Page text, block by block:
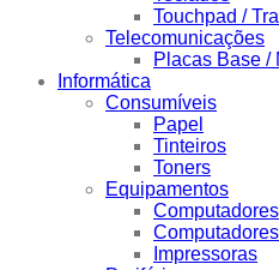
Touchpad /
Telecomunicações
Placas Base /
Informática
Consumíveis
Papel
Tinteiros
Toners
Equipamentos
Impressoras